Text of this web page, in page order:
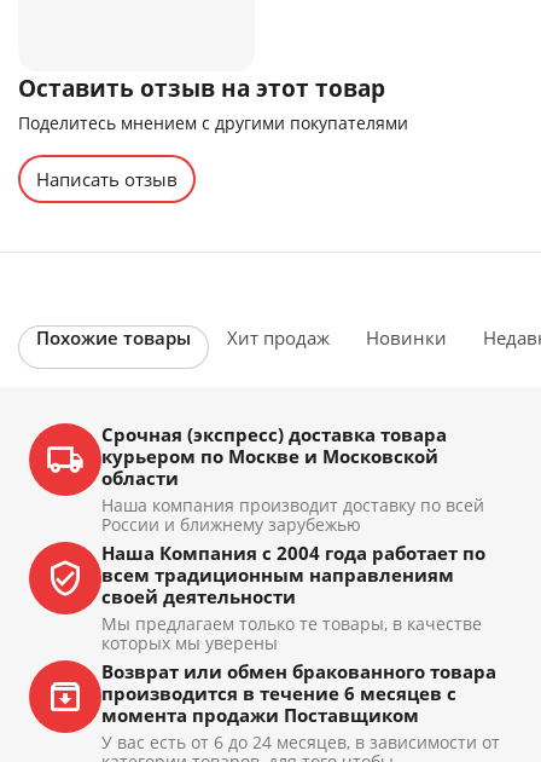
Оставить отзыв на этот товар
Поделитесь мнением с другими покупателями
Написать отзыв
Похожие товары Хит продаж Новинки
Срочная (экспресс) доставка товара
курьером по Москве и Московской
области
Наша компания производит доставку по всей
России и ближнему зарубежью
Наша Компания с 2004 года работает по
всем традиционным направлениям
своей деятельности
Мы предлагаем только те товары, в качестве
которых мы уверены
Возврат или обмен бракованного товара
производится в течение 6 месяцев с
момента продажи Поставщиком
У вас есть от 6 до 24 месяцев, в зависимости от